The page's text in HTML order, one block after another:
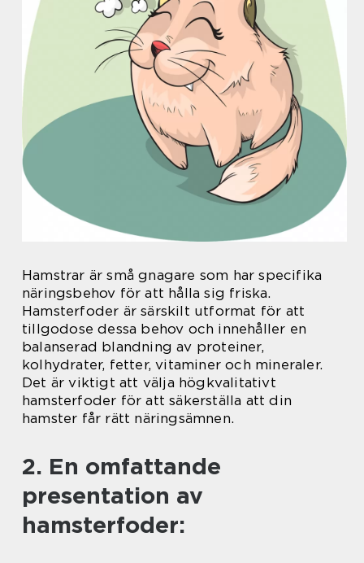
Hamstrar är små gnagare som har specifika
näringsbehov för att hålla sig friska.
Hamsterfoder är särskilt utformat för att
tillgodose dessa behov och innehåller en
balanserad blandning av proteiner,
kolhydrater, fetter, vitaminer och mineraler.
Det är viktigt att välja högkvalitativt
hamsterfoder för att säkerställa att din
hamster får rätt näringsämnen.
2. En omfattande
presentation av
hamsterfoder: